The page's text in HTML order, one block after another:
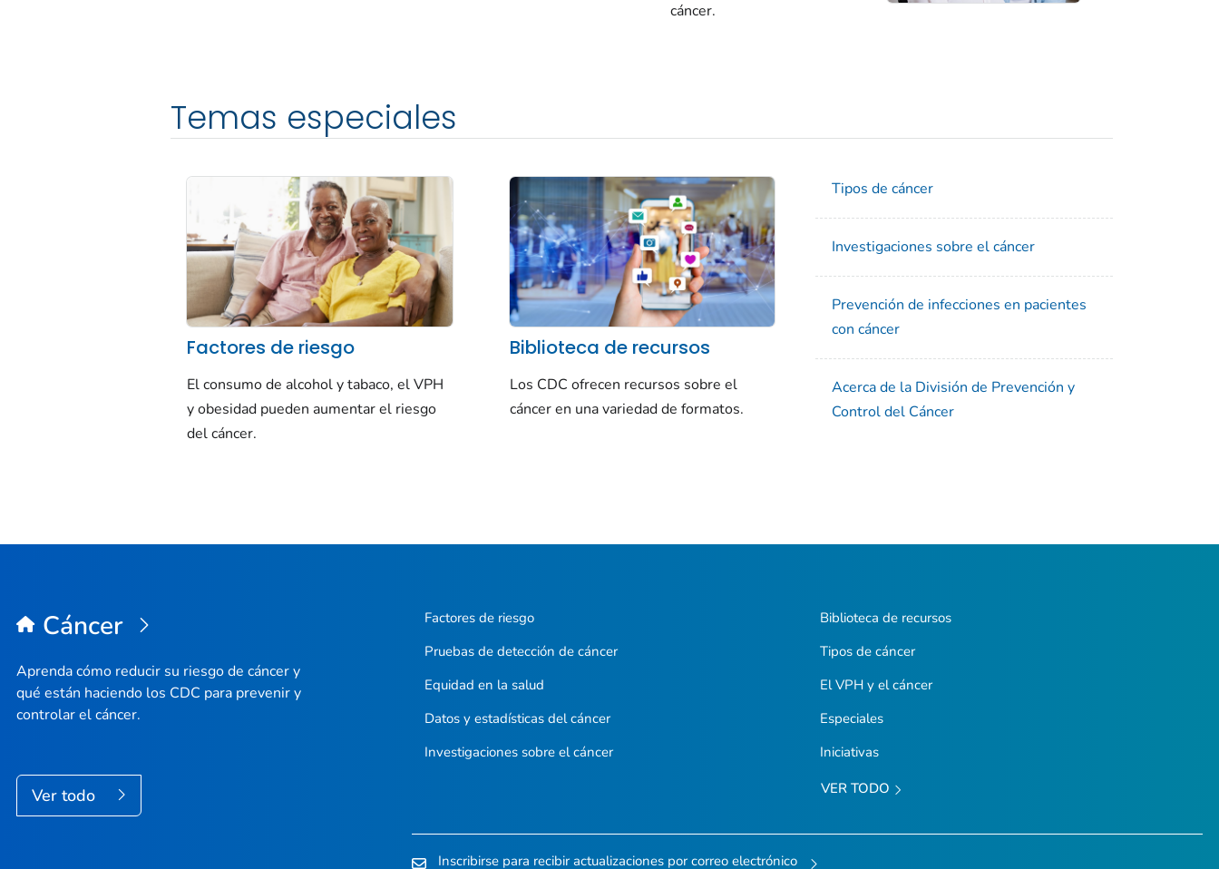
cáncer.
Temas especiales
Factores de riesgo
El consumo de alcohol y tabaco, el VPH
y obesidad pueden aumentar el riesgo
del cáncer.
Biblioteca de recursos
Los CDC ofrecen recursos sobre el
cáncer en una variedad de formatos.
Tipos de cáncer
Investigaciones sobre el cáncer
Prevención de infecciones en pacientes
con cáncer
Acerca de la División de Prevención y
Control del Cáncer
Cáncer
Aprenda cómo reducir su riesgo de cáncer y
qué están haciendo los CDC para prevenir y
controlar el cáncer.
Ver todo
Factores de riesgo
Pruebas de detección de cáncer
Equidad en la salud
Datos y estadísticas del cáncer
Investigaciones sobre el cáncer
Biblioteca de recursos
Tipos de cáncer
El VPH y el cáncer
Especiales
Iniciativas
VER TODO
Inscribirse para recibir actualizaciones por correo electrónico